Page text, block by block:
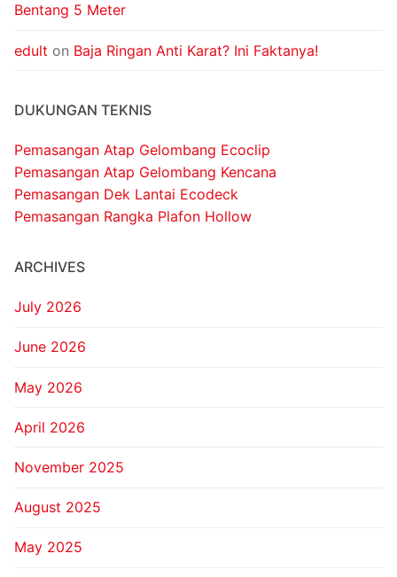
Bentang 5 Meter
edult on Baja Ringan Anti Karat? Ini Faktanya!
DUKUNGAN TEKNIS
Pemasangan Atap Gelombang Ecoclip
Pemasangan Atap Gelombang Kencana
Pemasangan Dek Lantai Ecodeck
Pemasangan Rangka Plafon Hollow
ARCHIVES
July 2026
June 2026
May 2026
April 2026
November 2025
August 2025
May 2025